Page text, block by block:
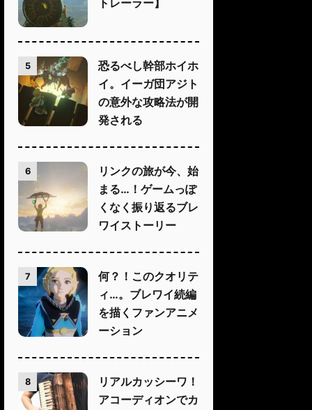
トレーラー】
5
恐るべし幹部ホイホ
イ。イーガ団アジト
の意外な攻略法が開
発される
6
リンクの旅が今、始
まる…！ゲームっぽ
くなく振り返るブレ
ワイストーリー
7
何？！このクオリテ
ィ…。ブレワイ続編
を描くファンアニメ
ーション
8
リアルカッシーワ！
アコーディオンでカ